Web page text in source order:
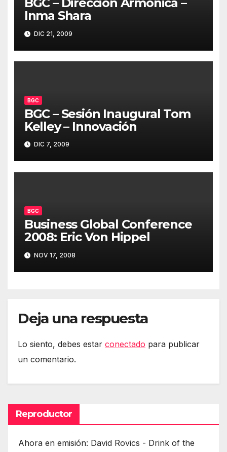
BGC – Dirección Armónica –
Inma Shara
DIC 21, 2009
BGC
BGC – Sesión Inaugural Tom
Kelley – Innovación
DIC 7, 2009
BGC
Business Global Conference
2008: Eric Von Hippel
NOV 17, 2008
Deja una respuesta
Lo siento, debes estar conectado para publicar
un comentario.
Reproductor
Ahora en emisión: David Rovics - Drink of the